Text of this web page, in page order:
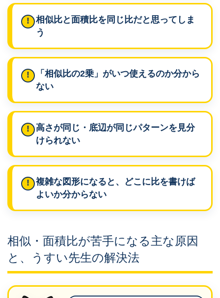
相似比と面積比を同じ比だと思ってしま
う
「相似比の2乗」がいつ使えるのか分から
ない
高さが同じ・底辺が同じパターンを見分
けられない
複雑な図形になると、どこに比を書けば
よいか分からない
相似・面積比が苦手になる主な原因
と、うすい先生の解決法